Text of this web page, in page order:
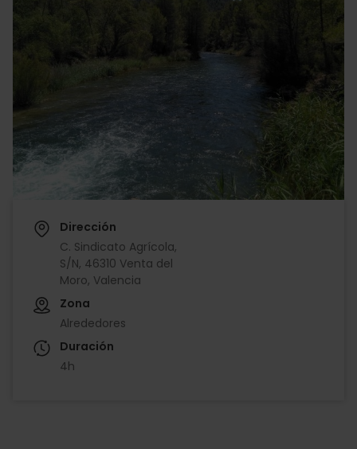
Dirección
C. Sindicato Agrícola,
S/N, 46310 Venta del
Moro, Valencia
Zona
Alrededores
Duración
4h